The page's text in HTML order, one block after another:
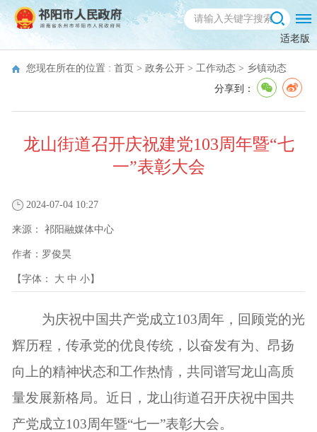
适老版
您现在所在的位置 : 首页 > 政务公开 > 工作动态 > 乡镇动态
分享到：
龙山街道召开庆祝建党103周年暨“七
一”表彰大会
2024-07-04 10:27
来源： 祁阳融媒体中心
作者： 罗俊昊
【字体： 大 中 小】
为庆祝中国共产党成立103周年，回顾党的光
辉历程，传承党的优良传统，以奋发有为、昂扬
向上的精神状态和工作热情，共同谱写龙山高质
量发展新格局。近日，龙山街道召开庆祝中国共
产党成立103周年暨“七一”表彰大会。